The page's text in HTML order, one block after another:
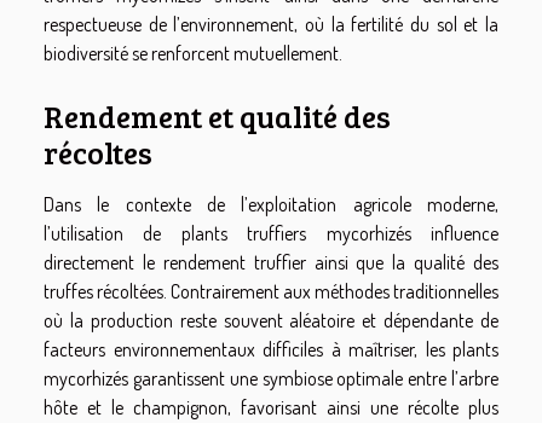
respectueuse de l’environnement, où la fertilité du sol et la
biodiversité se renforcent mutuellement.
Rendement et qualité des
récoltes
Dans le contexte de l’exploitation agricole moderne,
l’utilisation de plants truffiers mycorhizés influence
directement le rendement truffier ainsi que la qualité des
truffes récoltées. Contrairement aux méthodes traditionnelles
où la production reste souvent aléatoire et dépendante de
facteurs environnementaux difficiles à maîtriser, les plants
mycorhizés garantissent une symbiose optimale entre l’arbre
hôte et le champignon, favorisant ainsi une récolte plus